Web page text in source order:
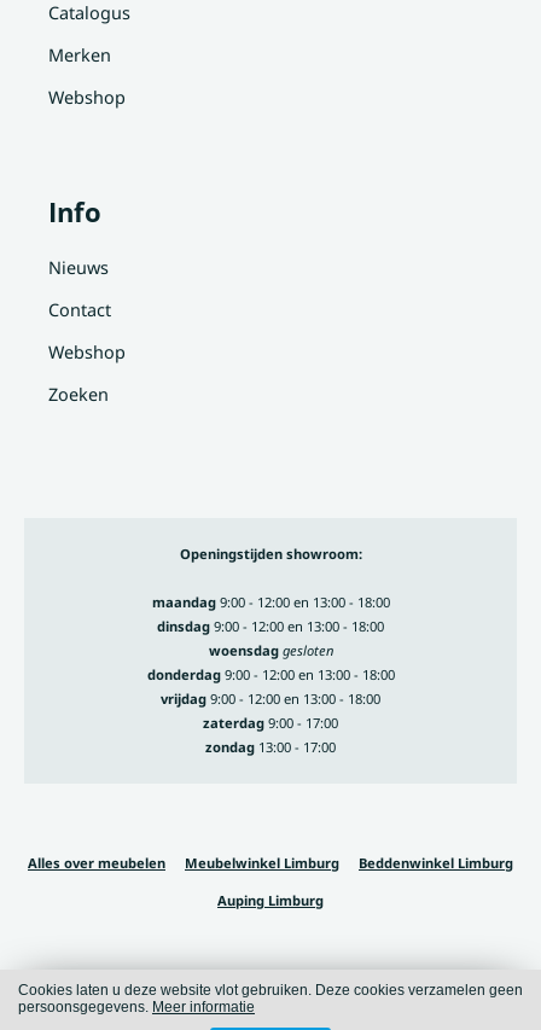
Catalogus
Merken
Webshop
Info
Nieuws
Contact
Webshop
Zoeken
Openingstijden showroom:
maandag9:00 - 12:00 en 13:00 - 18:00
dinsdag 9:00 - 12:00 en 13:00 - 18:00
woensdaggesloten
donderdag9:00 - 12:00 en 13:00 - 18:00
vrijdag 9:00 - 12:00 en 13:00 - 18:00
zaterdag 9:00 - 17:00
zondag 13:00 - 17:00
Alles over meubelen Meubelwinkel Limburg Beddenwinkel Limburg
Auping Limburg
Cookies Privacy
Cookies laten u deze website vlot gebruiken. Deze cookies verzamelen geen
persoonsgegevens. Meer informatie